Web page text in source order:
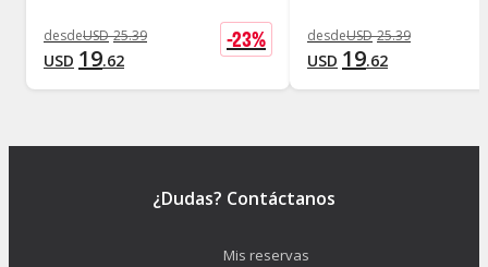
desdeUSD 25.39
USD 19.62
-23% desdeUSD 25.39
USD 19.62
¿Dudas? Contáctanos
Mis reservas